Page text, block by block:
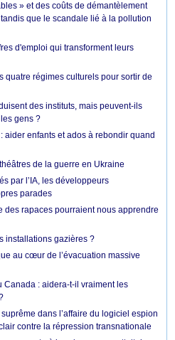
» et des coûts de démantèlement
que le scandale lié à la pollution
d'emploi qui transforment leurs
quatre régimes culturels pour sortir de
des instituts, mais peuvent-ils
gens ?
aider enfants et ados à rebondir quand
de la guerre en Ukraine
par l’IA, les développeurs
parades
des rapaces pourraient nous apprendre
installations gazières ?
au cœur de l’évacuation massive
Canada : aidera-t-il vraiment les
dans l’affaire du logiciel espion
contre la répression transnationale